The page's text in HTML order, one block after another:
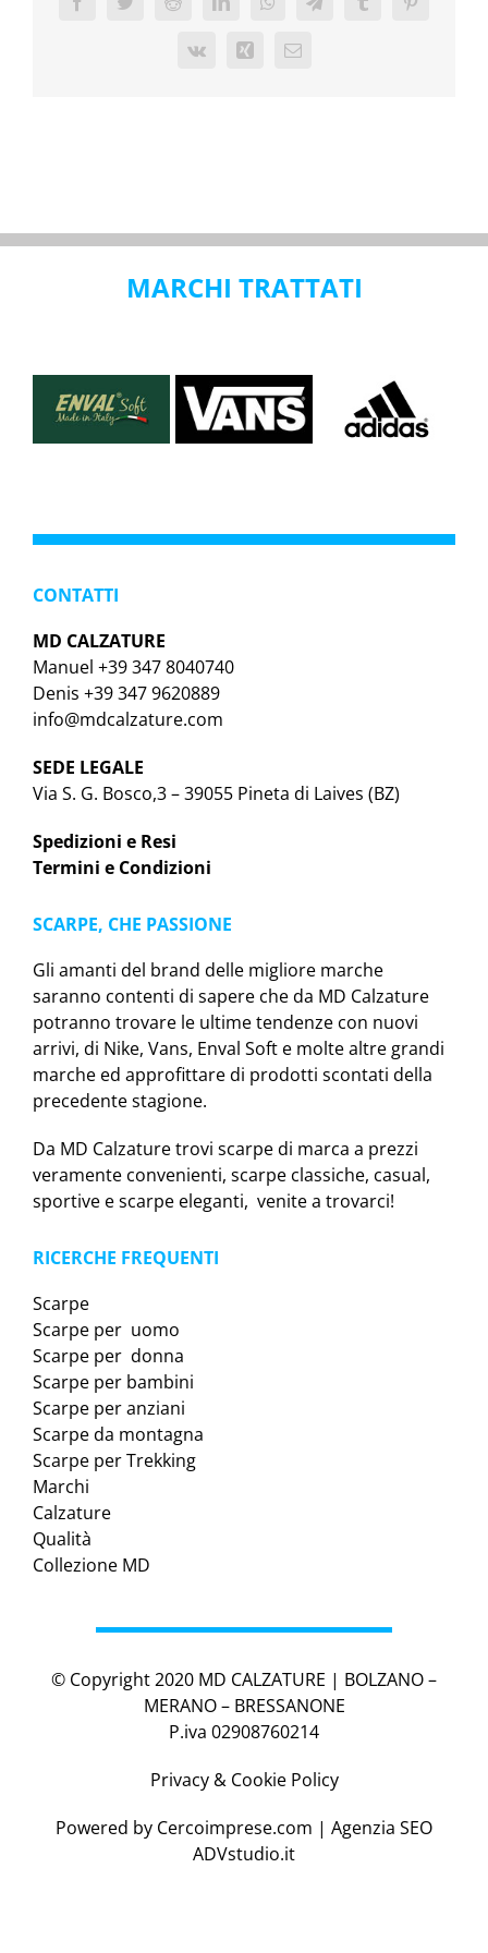
FacebookTwitterReddit LinkedInWhatsAppTelegramTumblrPinterest
Vk Xing Email
MARCHI TRATTATI
CONTATTI
MD CALZATURE
Manuel +39 347 8040740
Denis +39 347 9620889
info@mdcalzature.com
SEDE LEGALE
Via S. G. Bosco,3 – 39055 Pineta di Laives (BZ)
Spedizioni e Resi
Termini e Condizioni
SCARPE, CHE PASSIONE
Gli amanti del brand delle migliore marche
saranno contenti di sapere che da MD Calzature
potranno trovare le ultime tendenze con nuovi
arrivi, di Nike, Vans, Enval Soft e molte altre grandi
marche ed approfittare di prodotti scontati della
precedente stagione.
Da MD Calzature trovi scarpe di marca a prezzi
veramente convenienti, scarpe classiche, casual,
sportive e scarpe eleganti, venite a trovarci!
RICERCHE FREQUENTI
Scarpe
Scarpe per uomo
Scarpe per donna
Scarpe per bambini
Scarpe per anziani
Scarpe da montagna
Scarpe per Trekking
Marchi
Calzature
Qualità
Collezione MD
© Copyright 2020 MD CALZATURE | BOLZANO –
MERANO – BRESSANONE
P.iva 02908760214
Privacy & Cookie Policy
Powered by Cercoimprese.com | Agenzia SEO
ADVstudio.it